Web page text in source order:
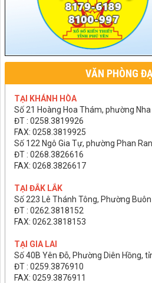
VĂN PHÒNG
TẠI KHÁNH HÒA
Số 21 Hoàng Hoa Thám, phường
ĐT : 0258.3819926
FAX: 0258.3819925
Số 122 Ngô Gia Tự, phường Phan
ĐT : 0268.3826616
FAX: 0268.3826617
TẠI ĐẮK LẮK
Số 223 Lê Thánh Tông, Phường
ĐT : 0262.3818152
FAX: 0262.3818153
TẠI GIA LAI
Số 40B Yên Đỗ, Phường Diên Hồng,
ĐT : 0259.3876910
FAX: 0259.3876911